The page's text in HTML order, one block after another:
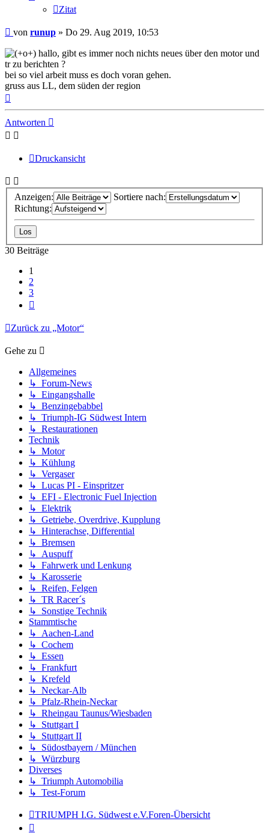
Zitat
Beitrag
von runup » Do 29. Aug 2019, 10:53
hallo, gibt es immer noch nichts neues über den motor und
tr zu berichten ?
bei so viel arbeit muss es doch voran gehen.
gruss aus LL, dem süden der region
Antworten
Druckansicht
Anzeigen:
Sortiere nach:
Richtung:
30 Beiträge
1
2
3
Zurück zu „Motor“
Gehe zu
Allgemeines
↳ Forum-News
↳ Eingangshalle
↳ Benzingebabbel
↳ Triumph-IG Südwest Intern
↳ Restaurationen
Technik
↳ Motor
↳ Kühlung
↳ Vergaser
↳ Lucas PI - Einspritzer
↳ EFI - Electronic Fuel Injection
↳ Elektrik
↳ Getriebe, Overdrive, Kupplung
↳ Hinterachse, Differential
↳ Bremsen
↳ Auspuff
↳ Fahrwerk und Lenkung
↳ Karosserie
↳ Reifen, Felgen
↳ TR Racer´s
↳ Sonstige Technik
Stammtische
↳ Aachen-Land
↳ Cochem
↳ Essen
↳ Frankfurt
↳ Krefeld
↳ Neckar-Alb
↳ Pfalz-Rhein-Neckar
↳ Rheingau Taunus/Wiesbaden
↳ Stuttgart I
↳ Stuttgart II
↳ Südostbayern / München
↳ Würzburg
Diverses
↳ Triumph Automobilia
↳ Test-Forum
TRIUMPH I.G. Südwest e.V.Foren-Übersicht